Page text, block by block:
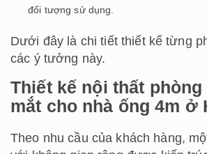
đối tượng sử dụng.
Dưới đây là chi tiết thiết kế từng
các ý tưởng này.
Thiết kế nội thất
mắt cho nhà ống 4m ở
Theo nhu cầu của khách hàng,